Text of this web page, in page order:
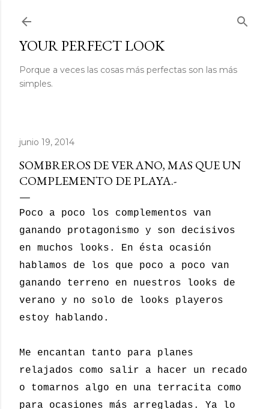
YOUR PERFECT LOOK
Porque a veces las cosas más perfectas son las más
simples.
junio 19, 2014
SOMBREROS DE VERANO, MAS QUE UN
COMPLEMENTO DE PLAYA.-
Poco a poco los complementos van
ganando protagonismo y son decisivos
en muchos looks. En ésta ocasión
hablamos de los que poco a poco van
ganando terreno en nuestros looks de
verano y no solo de looks playeros
estoy hablando.
Me encantan tanto para planes
relajados como salir a hacer un recado
o tomarnos algo en una terracita como
para ocasiones más arregladas. Ya lo